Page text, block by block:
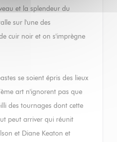
et la splendeur du
sur l'une des
cuir noir et on s'imprègne
se soient épris des lieux
art n'ignorent pas que
des tournages dont cette
peut arriver qui réunit
et Diane Keaton et